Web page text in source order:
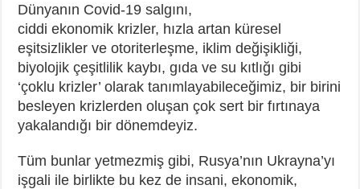
Dünyanın Covid-19 salgını,
ciddi ekonomik krizler, hızla artan küresel
eşitsizlikler ve otoriterleşme, iklim değişikliği,
biyolojik çeşitlilik kaybı, gıda ve su kıtlığı gibi
‘çoklu krizler’ olarak tanımlayabileceğimiz, bir birini
besleyen krizlerden oluşan çok sert bir fırtınaya
yakalandığı bir dönemdeyiz.
Tüm bunlar yetmezmiş gibi, Rusya’nın Ukrayna’yı
işgali ile birlikte bu kez de insani, ekonomik,